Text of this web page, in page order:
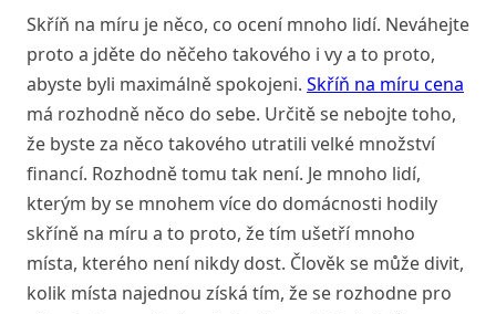
Skříň na míru je něco, co ocení mnoho lidí. Neváhejte
proto a jděte do něčeho takového i vy a to proto,
abyste byli maximálně spokojeni. Skříň na míru cena
má rozhodně něco do sebe. Určitě se nebojte toho,
že byste za něco takového utratili velké množství
financí. Rozhodně tomu tak není. Je mnoho lidí,
kterým by se mnohem více do domácnosti hodily
skříně na míru a to proto, že tím ušetří mnoho
místa, kterého není nikdy dost. Člověk se může divit,
kolik místa najednou získá tím, že se rozhodne pro